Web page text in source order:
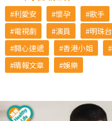
利愛安 懷孕 歌手
電視劇
演員 明珠台
開心速遞
香港小姐
晴報文章
娛樂